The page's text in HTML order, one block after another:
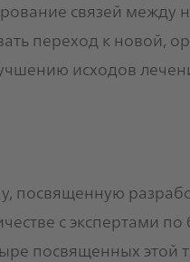
связей между
переход к новой,
исходов
посвященную
с экспертами
посвященных этой